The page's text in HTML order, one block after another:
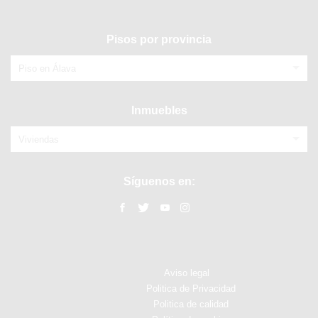
Pisos por provincia
Inmuebles
Síguenos en:
Aviso legal
Politica de Privacidad
Politica de calidad